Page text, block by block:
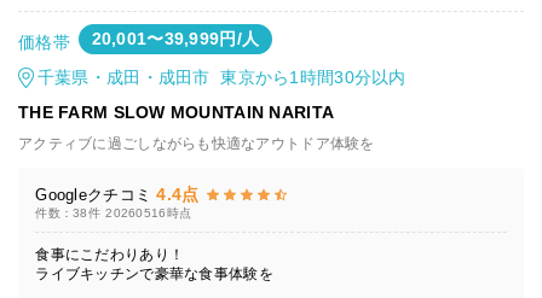
価格帯 20,001〜39,999円/人
千葉県・成田・成田市 東京から1時間30分以内
THE FARM SLOW MOUNTAIN NARITA
アクティブに過ごしながらも快適なアウトドア体験を
Googleクチコミ 4.4点
件数：38件 20260516時点
食事にこだわりあり！
ライブキッチンで豪華な食事体験を